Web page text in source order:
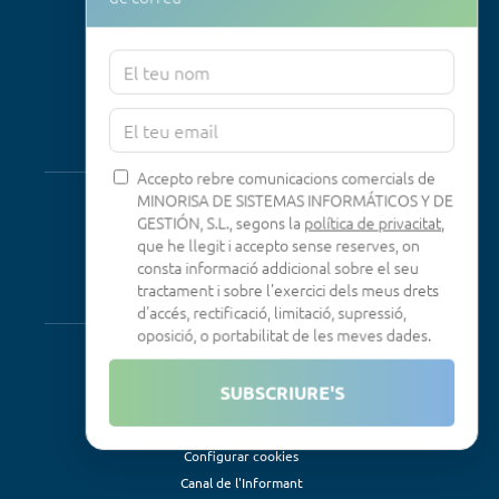
Connectivitat
Looking Glass
Smokeping
Legal
Avís Legal
Política de privadesa
Política de galetes
Configurar cookies
Canal de l'Informant
Accepto rebre comunicacions comercials de
MINORISA DE SISTEMAS INFORMÁTICOS Y DE
GESTIÓN, S.L., segons la política de privacitat,
que he llegit i accepto sense reserves, on
consta informació addicional sobre el seu
tractament i sobre l'exercici dels meus drets
d'accés, rectificació, limitació, supressió,
oposició, o portabilitat de les meves dades.
SUBSCRIURE'S